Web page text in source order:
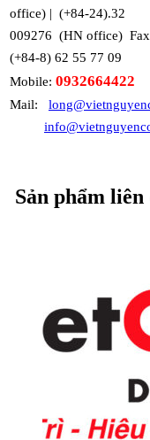
office) | (+84-24).32
009276 (HN office)
(+84-8) 62 55 77 09
Mobile: 0932664422
Mail:
Sản phẩm liên